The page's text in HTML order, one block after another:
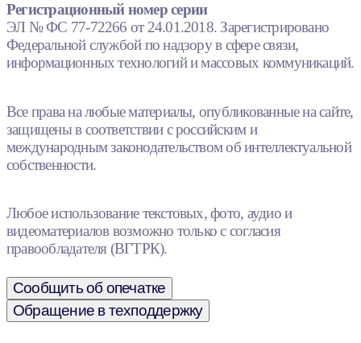
Регистрационный номер серии
ЭЛ № ФС 77-72266 от 24.01.2018. Зарегистрировано
Федеральной службой по надзору в сфере связи,
информационных технологий и массовых коммуникаций.
Все права на любые материалы, опубликованные на сайте,
защищены в соответствии с российским и
международным законодательством об интеллектуальной
собственности.
Любое использование текстовых, фото, аудио и
видеоматериалов возможно только с согласия
правообладателя (ВГТРК).
Сообщить об опечатке
Обращение в техподдержку